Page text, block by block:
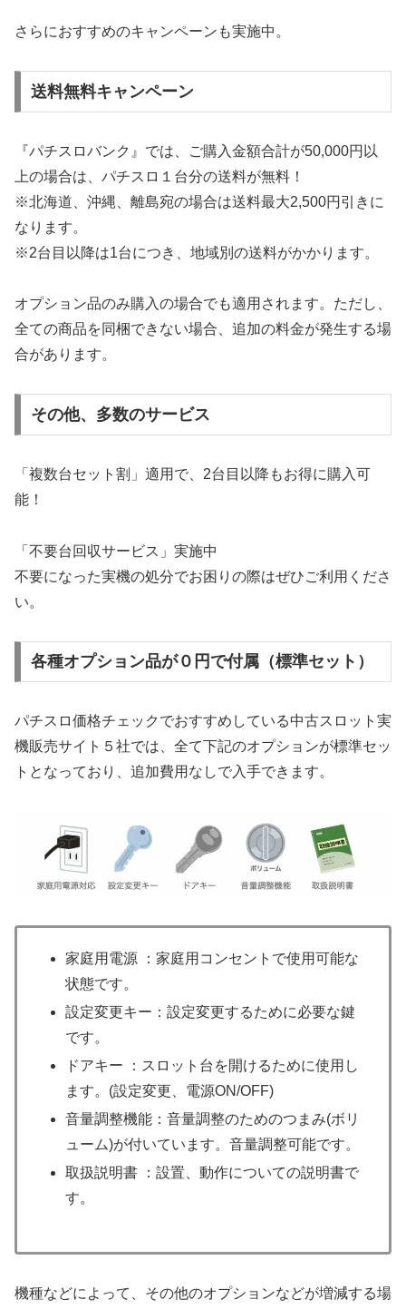
さらにおすすめのキャンペーンも実施中。
送料無料キャンペーン
『パチスロバンク』では、ご購入金額合計が50,000円以
上の場合は、パチスロ１台分の送料が無料！
※北海道、沖縄、離島宛の場合は送料最大2,500円引きに
なります。
※2台目以降は1台につき、地域別の送料がかかります。
オプション品のみ購入の場合でも適用されます。ただし、
全ての商品を同梱できない場合、追加の料金が発生する場
合があります。
その他、多数のサービス
「複数台セット割」適用で、2台目以降もお得に購入可
能！
「不要台回収サービス」実施中
不要になった実機の処分でお困りの際はぜひご利用くださ
い。
各種オプション品が０円で付属（標準セット）
パチスロ価格チェックでおすすめしている中古スロット実
機販売サイト５社では、全て下記のオプションが標準セッ
トとなっており、追加費用なしで入手できます。
家庭用電源 ：家庭用コンセントで使用可能な
状態です。
設定変更キー：設定変更するために必要な鍵
です。
ドアキー ：スロット台を開けるために使用し
ます。(設定変更、電源ON/OFF)
音量調整機能：音量調整のためのつまみ(ボリ
ューム)が付いています。音量調整可能です。
取扱説明書 ：設置、動作についての説明書で
す。
機種などによって、その他のオプションなどが増減する場